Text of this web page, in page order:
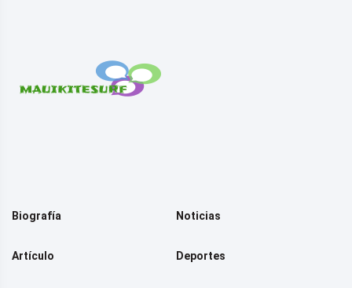
Biografía Noticias
Artículo Deportes